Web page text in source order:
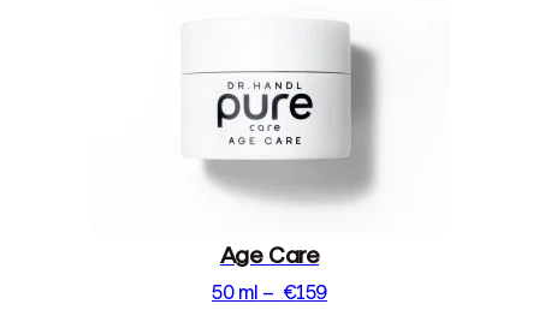
Age Care
50 ml – €159